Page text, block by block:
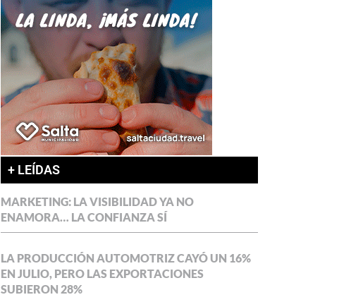
+ LEÍDAS
MARKETING: LA VISIBILIDAD YA NO
ENAMORA… LA CONFIANZA SÍ
LA PRODUCCIÓN AUTOMOTRIZ CAYÓ UN 16%
EN JULIO, PERO LAS EXPORTACIONES
SUBIERON 28%